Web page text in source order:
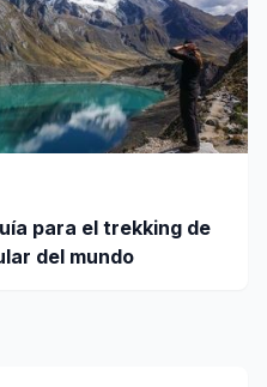
para el trekking de
del mundo